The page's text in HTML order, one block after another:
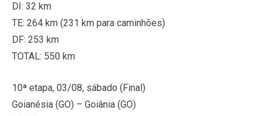
DI: 32 km
TE: 264 km (231 km para caminhões)
DF: 253 km
TOTAL: 550 km
10ª etapa, 03/08, sábado (Final)
Goianésia (GO) – Goiânia (GO)